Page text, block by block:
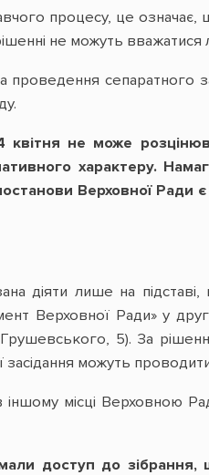
процесу, це означає,
не можуть вважатися
проведення сепаратного
квітня не може
характеру.
Верховної
діяти лише на
Верховної Ради» у
5). За
засідання можуть
місці Верховною
доступ до